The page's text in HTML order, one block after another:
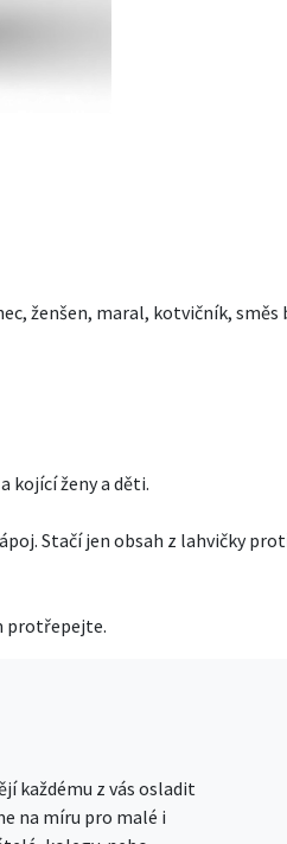
ženšen, maral, kotvičník,
kojící ženy a děti.
Stačí jen obsah z lahvičky
protřepejte.
každému z vás osladit
na míru pro malé i